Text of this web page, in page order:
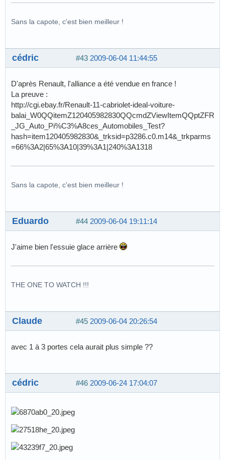
Sans la capote, c'est bien meilleur !
#43 2009-06-04 11:44:55
cédric
D'après Renault, l'alliance a été vendue en france !
La preuve :
http://cgi.ebay.fr/Renault-11-cabriolet-ideal-voiture-
balai_W0QQitemZ120405982830QQcmdZViewItemQQptZFR
_JG_Auto_Pi%C3%A8ces_Automobiles_Test?
hash=item120405982830&_trksid=p3286.c0.m14&_trkparms
=66%3A2|65%3A10|39%3A1|240%3A1318
Sans la capote, c'est bien meilleur !
#44 2009-06-04 19:11:14
Eduardo
J'aime bien l'essuie glace arrière
THE ONE TO WATCH !!!
#45 2009-06-04 20:26:54
Claude
avec 1 à 3 portes cela aurait plus simple ??
#46 2009-06-24 17:04:07
cédric